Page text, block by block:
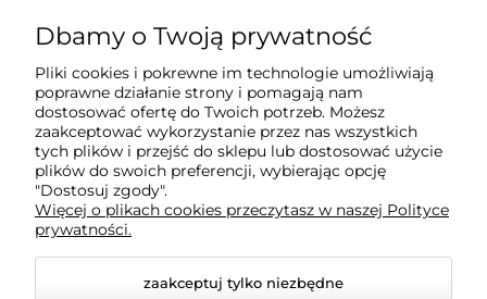
Moje konto
Płatności i dostawa
Informacje
O nas
Dbamy o Twoją prywatność
Pliki cookies i pokrewne im technologie umożliwiają
poprawne działanie strony i pomagają nam
dostosować ofertę do Twoich potrzeb. Możesz
zaakceptować wykorzystanie przez nas wszystkich
tych plików i przejść do sklepu lub dostosować użycie
plików do swoich preferencji, wybierając opcję
"Dostosuj zgody".
Więcej o plikach cookies przeczytasz w naszej Polityce
prywatności.
zaakceptuj tylko niezbędne